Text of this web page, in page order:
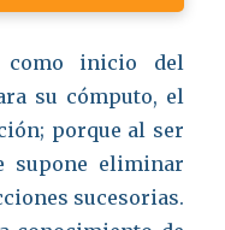
como inicio del
su cómputo, el
porque al ser
supone eliminar
sucesorias.